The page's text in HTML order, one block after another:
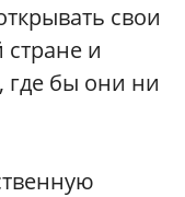
свои
стране и
где бы они ни